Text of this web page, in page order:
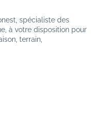
spécialiste des
à votre disposition pour
terrain,